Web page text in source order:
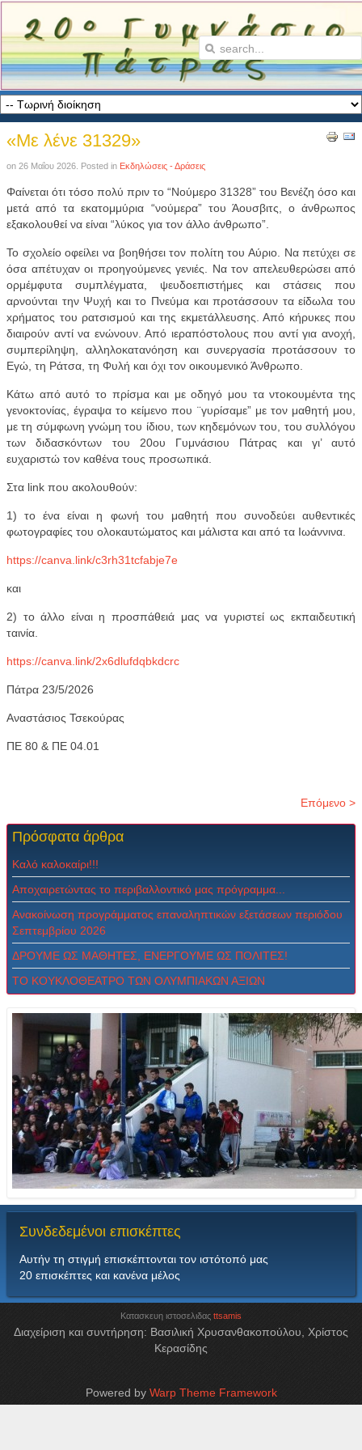
«Με λένε 31329»
on 26 Μαΐου 2026 . Posted in Εκδηλώσεις - Δράσεις
Φαίνεται ότι τόσο πολύ πριν το “Νούμερο 31328” του Βενέζη όσο και
μετά από τα εκατομμύρια “νούμερα” του Άουσβιτς, ο άνθρωπος
εξακολουθεί να είναι “λύκος για τον άλλο άνθρωπο”.
Το σχολείο οφείλει να βοηθήσει τον πολίτη του Αύριο. Να πετύχει σε
όσα απέτυχαν οι προηγούμενες γενιές. Να τον απελευθερώσει από
ορμέμφυτα συμπλέγματα, ψευδοεπιστήμες και στάσεις που
αρνούνται την Ψυχή και το Πνεύμα και προτάσσουν τα είδωλα του
xρήματος του ρατσισμού και της εκμετάλλευσης. Από κήρυκες που
διαιρούν αντί να ενώνουν. Από ιεραπόστολους που αντί για ανοχή,
συμπερίληψη, αλληλοκατανόηση και συνεργασία προτάσσουν το
Εγώ, τη Ράτσα, τη Φυλή και όχι τον οικουμενικό Άνθρωπο.
Κάτω από αυτό το πρίσμα και με οδηγό μου τα ντοκουμέντα της
γενοκτονίας, έγραψα το κείμενο που ¨γυρίσαμε” με τον μαθητή μου,
με τη σύμφωνη γνώμη του ίδιου, των κηδεμόνων του, του συλλόγου
των διδασκόντων του 20ου Γυμνάσιου Πάτρας και γι’ αυτό
ευχαριστώ τον καθένα τους προσωπικά.
Στα link που ακολουθούν:
1) το ένα είναι η φωνή του μαθητή που συνοδεύει αυθεντικές
φωτογραφίες του ολοκαυτώματος και μάλιστα και από τα Ιωάννινα.
https://canva.link/c3rh31tcfabje7e
και
2) το άλλο είναι η προσπάθειά μας να γυριστεί ως εκπαιδευτική
ταινία.
https://canva.link/2x6dlufdqbkdcrc
Πάτρα 23/5/2026
Αναστάσιος Τσεκούρας
ΠΕ 80 & ΠΕ 04.01
Επόμενο >
Πρόσφατα άρθρα
Καλό καλοκαίρι!!!
Αποχαιρετώντας το περιβαλλοντικό μας πρόγραμμα...
Ανακοίνωση προγράμματος επαναληπτικών εξετάσεων περιόδου
Σεπτεμβρίου 2026
ΔPOYME ΩΣ MAΘHTEΣ, ENEPΓOYME ΩΣ ΠOΛITEΣ!
ΤΟ ΚΟΥΚΛΟΘΕΑΤΡΟ ΤΩΝ ΟΛΥΜΠΙΑΚΩΝ ΑΞΙΩΝ
Συνδεδεμένοι επισκέπτες
Αυτήν τη στιγμή επισκέπτονται τον ιστότοπό μας
20 επισκέπτες και κανένα μέλος
Κατασκευη ιστοσελιδας ttsamis
Διαχείριση και συντήρηση: Βασιλική Χρυσανθακοπούλου, Χρίστος
Κερασίδης
Powered by Warp Theme Framework